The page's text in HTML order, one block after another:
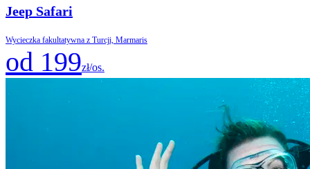
Jeep Safari
Wycieczka fakultatywna z Turcji, Marmaris
od 199zł/os.